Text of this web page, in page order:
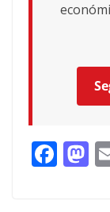
F